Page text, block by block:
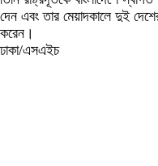
দেন এবং তার মেয়াদকালে দুই
করেন।
ঢাকা/এসএইচ